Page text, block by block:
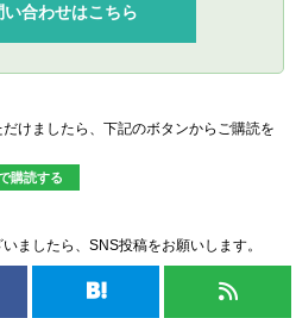
合わせはこちら
けましたら、下記のボタンからご購読を
読する
ましたら、SNS投稿をお願いします。